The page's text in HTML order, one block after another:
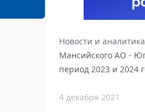
Новости и аналитика
Мансийского АО -
период 2023 и 2024
4 декабря 2021